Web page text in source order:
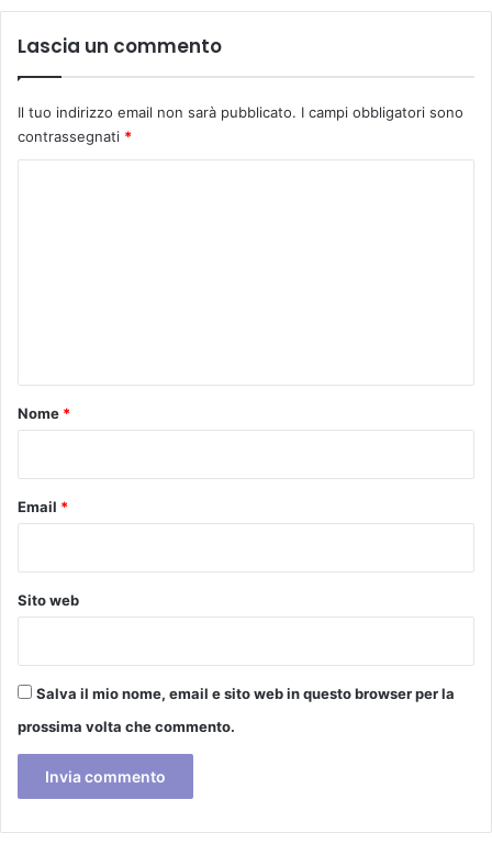
l
a
o
n
i
a
z
a
l
e
p
c
d
i
e
Lascia un commento
Il tuo indirizzo email non sarà pubblicato. I campi obbligatori sono
contrassegnati *
o
Nome *
Email *
Sito web
Salva il mio nome, email e sito web in questo browser per la
prossima volta che commento.